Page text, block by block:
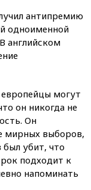
антипремию
одноименной
английском
могут
он никогда не
Он
мирных выборов,
убит, что
подходит к
напоминать